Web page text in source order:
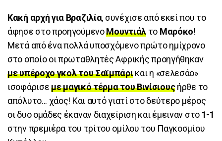
Κακή αρχή για Βραζιλία, συνέχισε από εκεί που το
άφησε στο προηγούμενοΜουντιάλ το Μαρόκο!
Μετά από ένα πολλά υποσχόμενο πρώτο ημίχρονο
στο οποίο οι πρωταθλητές Αφρικής προηγήθηκαν
με υπέροχο γκολ του Σαϊμπάρικαι η «σελεσάο»
ισοφάρισεμε μαγικό τέρμα του Βινίσιουςήρθε το
απόλυτο... χάος! Και αυτό γιατί στο δεύτερο μέρος
οι δυο ομάδες έκαναν διαχείριση και έμειναν στο 1-1
στην πρεμιέρα του τρίτου ομίλου του Παγκοσμίου